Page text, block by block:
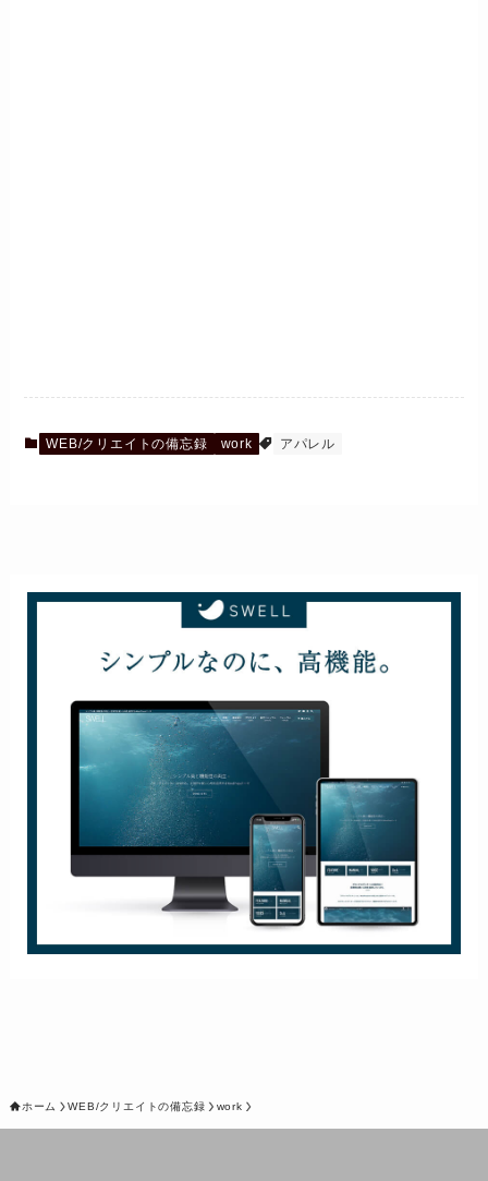
WEB/クリエイトの備忘録 work アパレル
ホーム WEB/クリエイトの備忘録 work